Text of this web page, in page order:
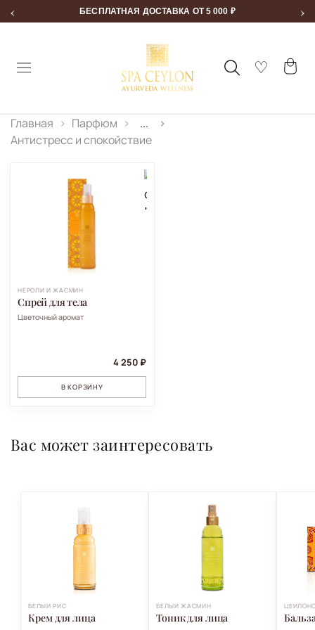
‹ БЕСПЛАТНАЯ ДОСТАВКА ОТ 5 000 ₽ ›
Главная Парфюм
...
Антистресс и спокойствие
НЕРОЛИ И ЖАСМИН
Спрей для тела
Цветочный аромат
4 250 ₽
В КОРЗИНУ
Вас может заинтересовать
БЕЛЫЙ РИС
Крем для лица
БЕЛЫЙ ЖАСМИН
Тоник для лица